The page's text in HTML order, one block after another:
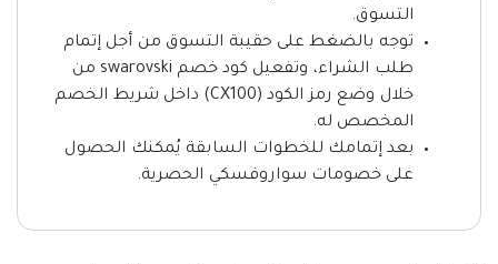
التسوق.
توجه بالضغط على حقيبة التسوق من أجل إتمام
طلب الشراء، وتفعيل كود خصم swarovski من
خلال وضع رمز الكود (CX100) داخل شريط الخصم
المخصص له.
بعد إتمامك للخطوات السابقة يُمكنك الحصول
على خصومات سواروفسكي الحصرية.